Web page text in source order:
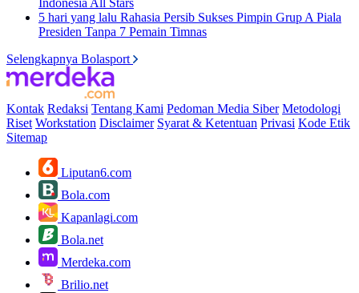
Indonesia All Stars
5 hari yang lalu Rahasia Persib Sukses Pimpin Grup A Piala
Presiden Tanpa 7 Pemain Timnas
Selengkapnya Bolasport
Kontak Redaksi Tentang Kami Pedoman Media Siber Metodologi
Riset Workstation Disclaimer Syarat & Ketentuan Privasi Kode Etik
Sitemap
Liputan6.com
Bola.com
Kapanlagi.com
Bola.net
Merdeka.com
Brilio.net